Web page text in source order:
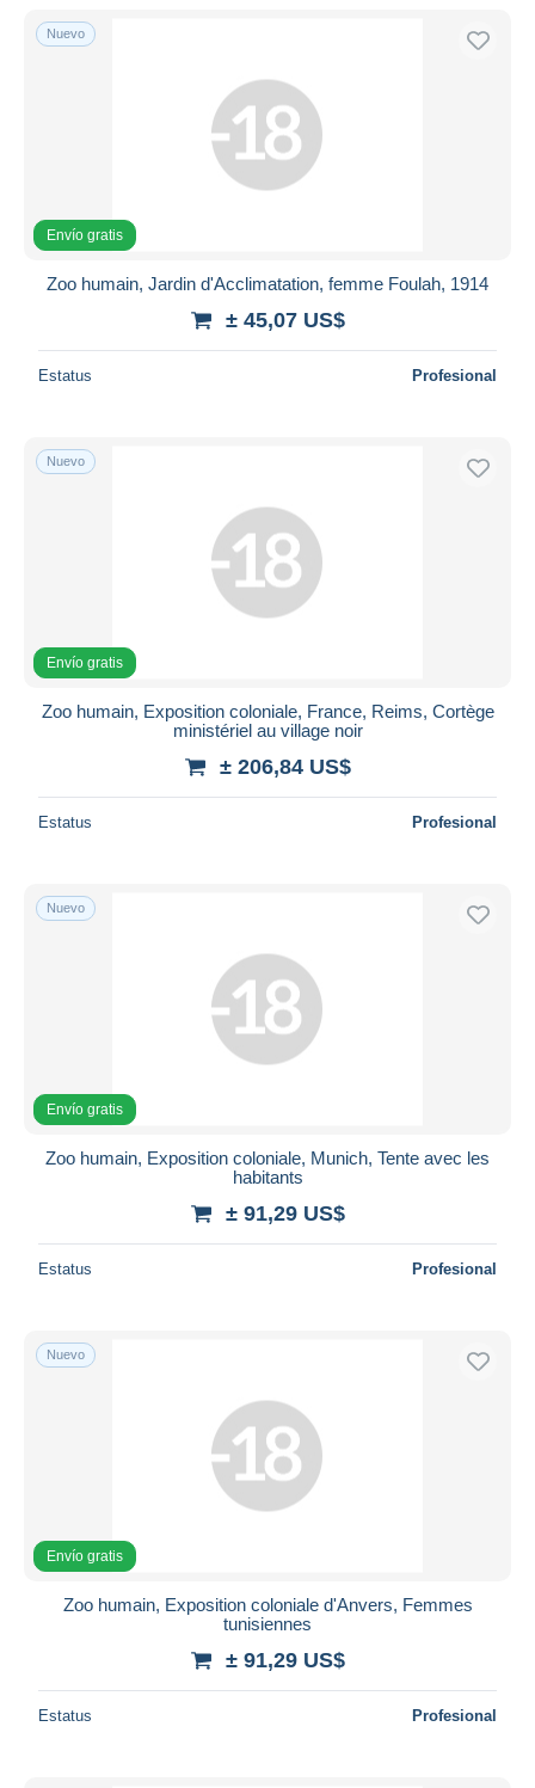
Nuevo
Envío gratis
Zoo humain, Jardin d'Acclimatation, femme Foulah, 1914
± 45,07 US$
Estatus Profesional
Nuevo
Envío gratis
Zoo humain, Exposition coloniale, France, Reims, Cortège
ministériel au village noir
± 206,84 US$
Estatus Profesional
Nuevo
Envío gratis
Zoo humain, Exposition coloniale, Munich, Tente avec les
habitants
± 91,29 US$
Estatus Profesional
Nuevo
Envío gratis
Zoo humain, Exposition coloniale d'Anvers, Femmes
tunisiennes
± 91,29 US$
Estatus Profesional